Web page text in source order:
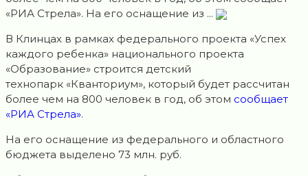
«РИА Стрела». На его оснащение из ...
В Клинцах в рамках федерального проекта «Успех
каждого ребенка» национального проекта
«Образование» строится детский
технопарк «Кванториум», который будет рассчитан
более чем на 800 человек в год, об этом сообщает
«РИА Стрела».
На его оснащение из федерального и областного
бюджета выделено 73 млн. руб.